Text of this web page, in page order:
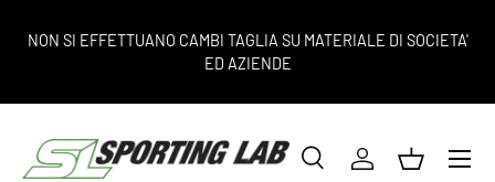
PASSA AI CONTENUTI
NON SI EFFETTUANO CAMBI TAGLIA SU MATERIALE DI SOCIETA'
ED AZIENDE
CercaAccediCestino
Menu